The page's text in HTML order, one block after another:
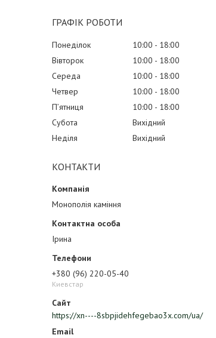
ГРАФІК РОБОТИ
Понеділок 10:00
18:00
Вівторок
10:00
18:00
Середа
10:00
18:00
Четвер
10:00
18:00
Пʼятниця
10:00
18:00
Субота
Вихідний
Неділя
Вихідний
КОНТАКТИ
Монополія каміння
Ірина
+380 (96) 220-05-40
Киевстар
https://xn----8sbpjidehfegebao3x.com/ua/